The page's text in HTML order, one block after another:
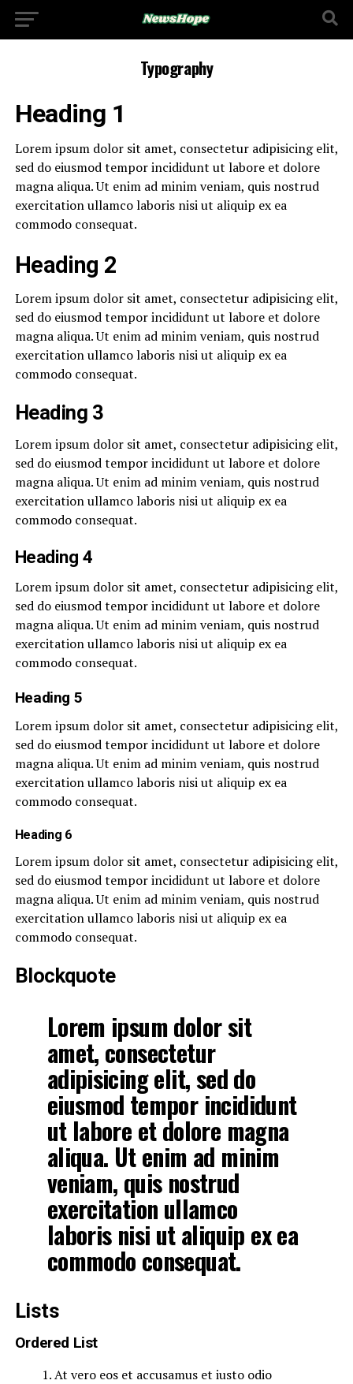
Typography
Heading 1
Lorem ipsum dolor sit amet, consectetur adipisicing elit,
sed do eiusmod tempor incididunt ut labore et dolore
magna aliqua. Ut enim ad minim veniam, quis nostrud
exercitation ullamco laboris nisi ut aliquip ex ea
commodo consequat.
Heading 2
Lorem ipsum dolor sit amet, consectetur adipisicing elit,
sed do eiusmod tempor incididunt ut labore et dolore
magna aliqua. Ut enim ad minim veniam, quis nostrud
exercitation ullamco laboris nisi ut aliquip ex ea
commodo consequat.
Heading 3
Lorem ipsum dolor sit amet, consectetur adipisicing elit,
sed do eiusmod tempor incididunt ut labore et dolore
magna aliqua. Ut enim ad minim veniam, quis nostrud
exercitation ullamco laboris nisi ut aliquip ex ea
commodo consequat.
Heading 4
Lorem ipsum dolor sit amet, consectetur adipisicing elit,
sed do eiusmod tempor incididunt ut labore et dolore
magna aliqua. Ut enim ad minim veniam, quis nostrud
exercitation ullamco laboris nisi ut aliquip ex ea
commodo consequat.
Heading 5
Lorem ipsum dolor sit amet, consectetur adipisicing elit,
sed do eiusmod tempor incididunt ut labore et dolore
magna aliqua. Ut enim ad minim veniam, quis nostrud
exercitation ullamco laboris nisi ut aliquip ex ea
commodo consequat.
Heading 6
Lorem ipsum dolor sit amet, consectetur adipisicing elit,
sed do eiusmod tempor incididunt ut labore et dolore
magna aliqua. Ut enim ad minim veniam, quis nostrud
exercitation ullamco laboris nisi ut aliquip ex ea
commodo consequat.
Blockquote
Lorem ipsum dolor sit
amet, consectetur
adipisicing elit, sed do
eiusmod tempor incididunt
ut labore et dolore magna
aliqua. Ut enim ad minim
veniam, quis nostrud
exercitation ullamco
laboris nisi ut aliquip ex ea
commodo consequat.
Lists
Ordered List
At vero eos et accusamus et iusto odio